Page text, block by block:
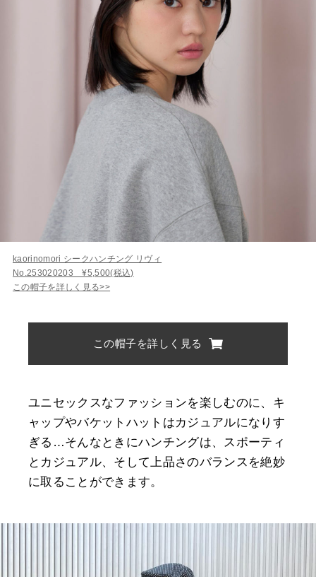
kaorinomori シークハンチング リヴィ
No.253020203 ¥5,500(税込)
この帽子を詳しく見る>>
この帽子を詳しく見る
ユニセックスなファッションを楽しむのに、キ
ャップやバケットハットはカジュアルになりす
ぎる…そんなときにハンチングは、スポーティ
とカジュアル、そして上品さのバランスを絶妙
に取ることができます。